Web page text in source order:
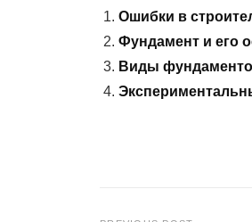
Ошибки в
Фундамент и его
Виды